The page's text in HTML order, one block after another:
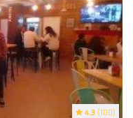
4.3 (100)